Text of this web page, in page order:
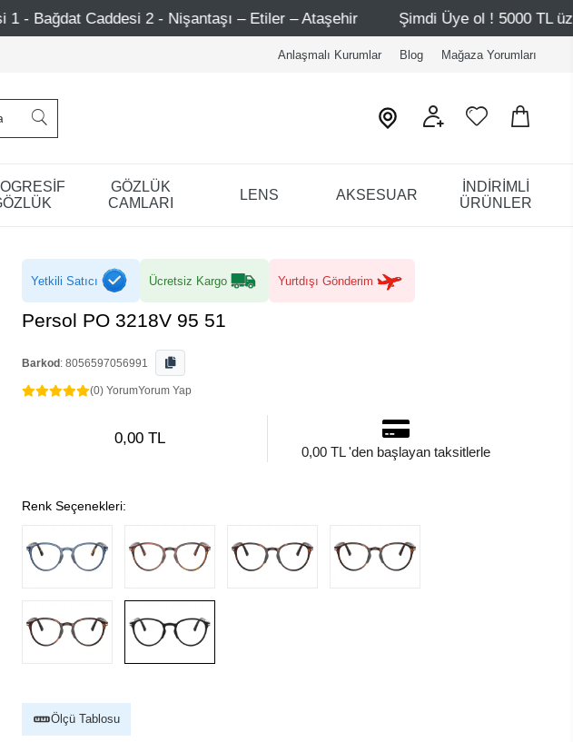
- Nişantaşı – Etiler – Ataşehir Şimdi Üye ol ! 5000 TL üzeri ilk alışverişinde
Anlaşmalı Kurumlar Blog Mağaza Yorumları
GÖZLÜK
CAMLARI
LENS AKSESUAR
İNDİRİMLİ
ÜRÜNLER
Yetkili Satıcı Ücretsiz Kargo Yurtdışı Gönderim
Persol PO 3218V 95 51
Barkod : 8056597056991
(0) YorumYorum Yap
0,00 TL
0,00 TL 'den başlayan taksitlerle
Renk Seçenekleri:
Ölçü Tablosu